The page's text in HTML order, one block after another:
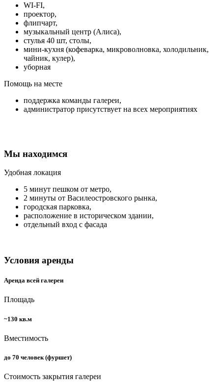
WI-FI,
проектор,
флипчарт,
музыкальный центр (Алиса),
стулья 40 шт, столы,
мини-кухня (кофеварка, микроволновка, холодильник,
чайник, кулер),
уборная
Помощь на месте
поддержка команды галереи,
администратор присутствует на всех мероприятиях
Мы находимся
Удобная локация
5 минут пешком от метро,
2 минуты от Василеостровского рынка,
городская парковка,
расположение в историческом здании,
отдельный вход с фасада
Условия аренды
Аренда всей галереи
Площадь
~130 кв.м
Вместимость
до 70 человек (фуршет)
Стоимость закрытия галереи